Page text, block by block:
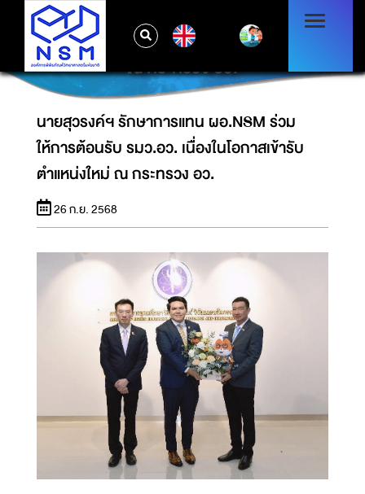
นายสุวรงค์ฯ รักษาการแทน ผอ.NSM ร่วมให้การ
ต้อนรับ รมว.อว. เนื่องในโอกาสเข้ารับตำแหน่งใหม่
ณ กระทรวง อว.
นายสุวรงค์ฯ รักษาการแทน ผอ.NSM ร่วม
ให้การต้อนรับ รมว.อว. เนื่องในโอกาสเข้ารับ
ตำแหน่งใหม่ ณ กระทรวง อว.
26 ก.ย. 2568